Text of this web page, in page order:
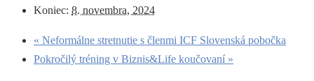
Koniec: 8. novembra, 2024
« Neformálne stretnutie s členmi ICF Slovenská pobočka
Pokročilý tréning v Biznis&Life koučovaní »